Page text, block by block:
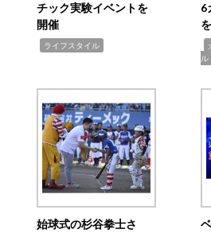
チック実験イベントを
開催
ライフスタイル
6
ル
始球式の杉谷拳士さ